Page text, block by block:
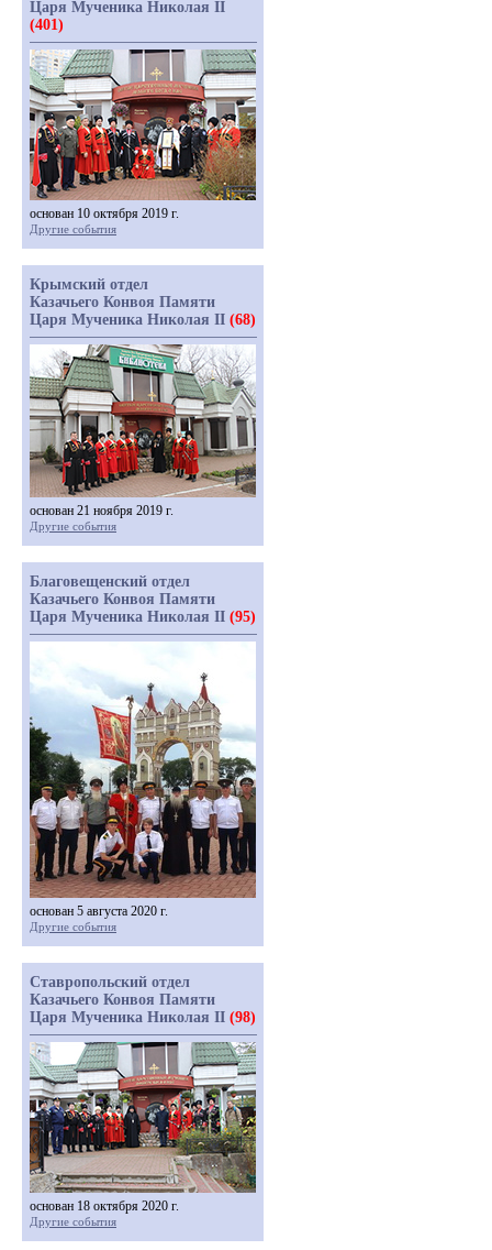
Царя Мученика Николая II
(401)
основан 10 октября 2019 г.
Другие события
Крымский отдел
Казачьего Конвоя Памяти
Царя Мученика Николая II (68)
основан 21 ноября 2019 г.
Другие события
Благовещенский отдел
Казачьего Конвоя Памяти
Царя Мученика Николая II (95)
основан 5 августа 2020 г.
Другие события
Ставропольский отдел
Казачьего Конвоя Памяти
Царя Мученика Николая II (98)
основан 18 октября 2020 г.
Другие события